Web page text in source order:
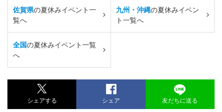
佐賀県の夏休みイベント一
覧へ
九州・沖縄の夏休みイベン
ト一覧へ
全国の夏休みイベント一覧
へ
シェアする シェア 友だちに送る